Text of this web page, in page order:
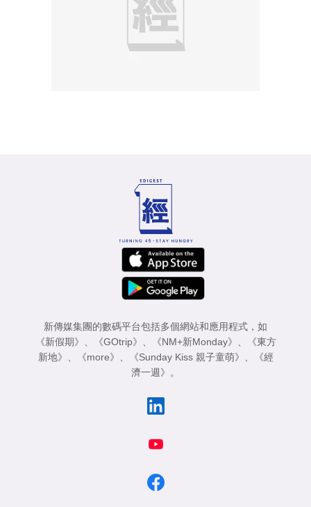
新傳媒集團的數碼平台包括多個網站和應用程式，如
《新假期》
《GOtrip》 《NM+新Monday》
《東方
新地》
《more》 《Sunday Kiss 親子童萌》
《經
濟一週》
。